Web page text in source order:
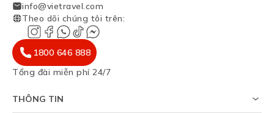
info@vietravel.com
Theo dõi chúng tôi trên:
1800 646 888
Tổng đài miễn phí 24/7
THÔNG TIN